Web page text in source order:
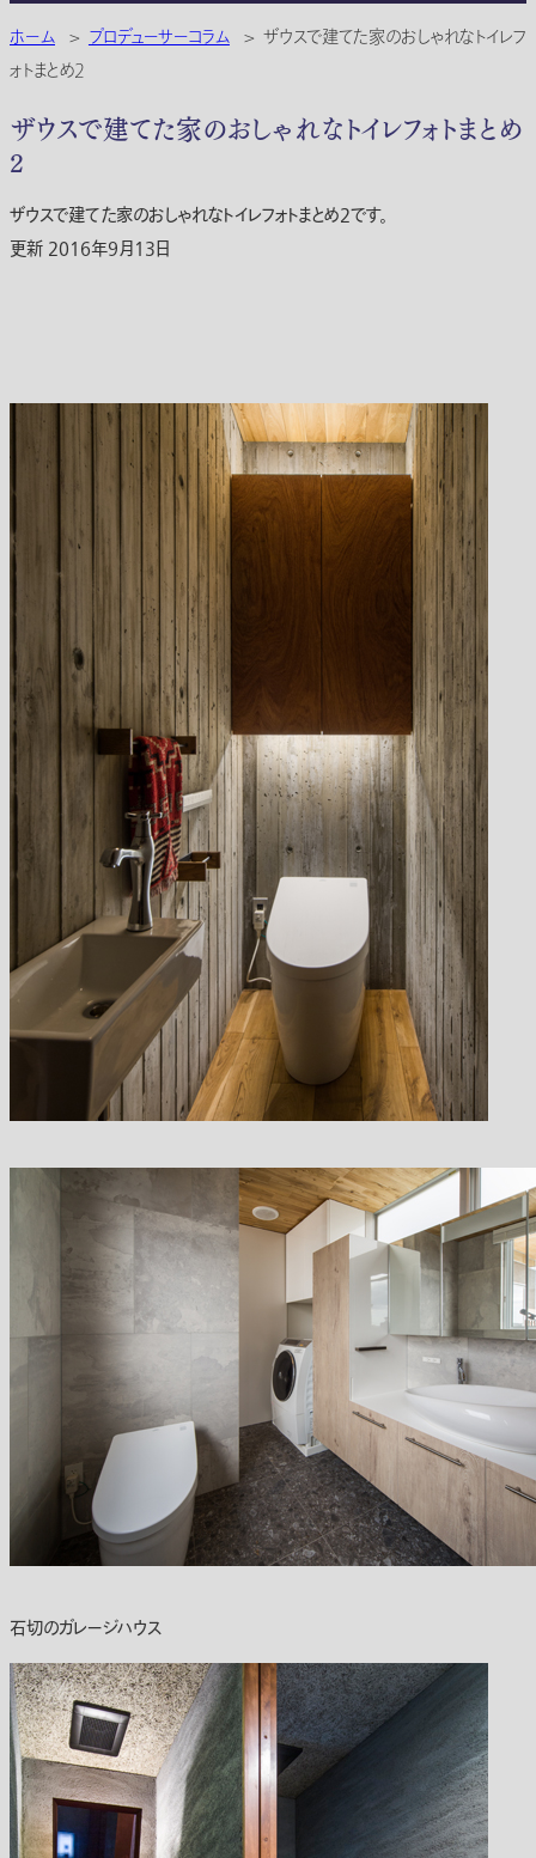
ホーム > プロデューサーコラム > ザウスで建てた家のおしゃれなトイレフ
ォトまとめ2
ザウスで建てた家のおしゃれなトイレフォトまとめ
2
ザウスで建てた家のおしゃれなトイレフォトまとめ2です。
更新 2016年9月13日
石切のガレージハウス